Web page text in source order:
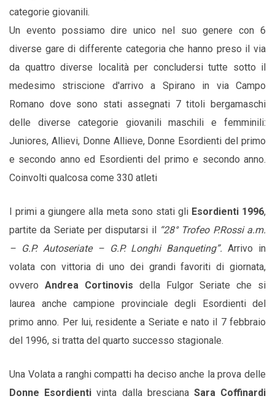
categorie giovanili.
Un evento possiamo dire unico nel suo genere con 6
diverse gare di differente categoria che hanno preso il via
da quattro diverse località per concludersi tutte sotto il
medesimo striscione d'arrivo a Spirano in via Campo
Romano dove sono stati assegnati 7 titoli bergamaschi
delle diverse categorie giovanili maschili e femminili:
Juniores, Allievi, Donne Allieve, Donne Esordienti del primo
e secondo anno ed Esordienti del primo e secondo anno.
Coinvolti qualcosa come 330 atleti
I primi a giungere alla meta sono stati gli Esordienti 1996,
partite da Seriate per disputarsi il“28° Trofeo P.Rossi a.m.
– G.P. Autoseriate – G.P. Longhi Banqueting”. Arrivo in
volata con vittoria di uno dei grandi favoriti di giornata,
ovvero Andrea Cortinovis della Fulgor Seriate che si
laurea anche campione provinciale degli Esordienti del
primo anno. Per lui, residente a Seriate e nato il 7 febbraio
del 1996, si tratta del quarto successo stagionale.
Una Volata a ranghi compatti ha deciso anche la prova delle
Donne Esordienti vinta dalla bresciana Sara Coffinardi